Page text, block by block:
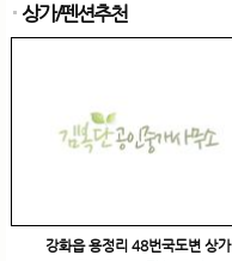
상가/펜션추천
강화읍 용정리 48번국도변 상가